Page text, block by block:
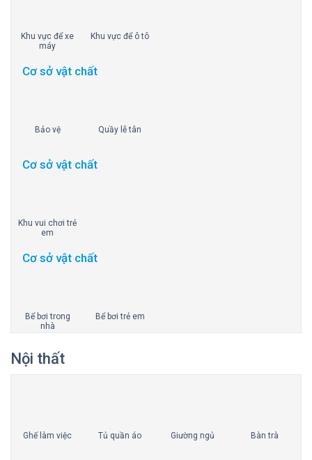
Khu vực để xe
máy
Khu vực để ô tô
Cơ sở vật chất
Bảo vệ Quầy lễ tân
Cơ sở vật chất
Khu vui chơi trẻ
em
Cơ sở vật chất
Bể bơi trong
nhà
Bể bơi trẻ em
Nội thất
Ghế làm việc Tủ quần áo Giường ngủ Bàn trà